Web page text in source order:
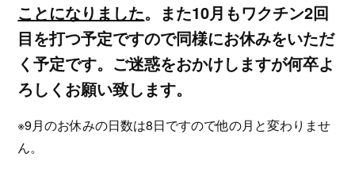
ことになりました。また10月もワクチン2回
目を打つ予定ですので同様にお休みをいただ
く予定です。ご迷惑をおかけしますが何卒よ
ろしくお願い致します。
※9月のお休みの日数は8日ですので他の月と変わりませ
ん。